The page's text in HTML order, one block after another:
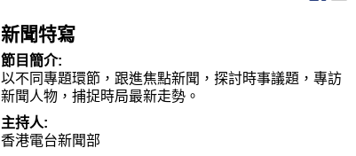
新聞特寫
節目簡介:
以不同專題環節，跟進焦點新聞，探討時事議題，專訪
新聞人物，捕捉時局最新走勢。
主持人:
香港電台新聞部